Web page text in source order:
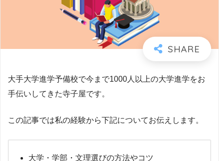
大手大学進学予備校で今まで1000人以上の大学進学をお
手伝いしてきた寺子屋です。
この記事では私の経験から下記についてお伝えします。
大学・学部・文理選びの方法やコツ